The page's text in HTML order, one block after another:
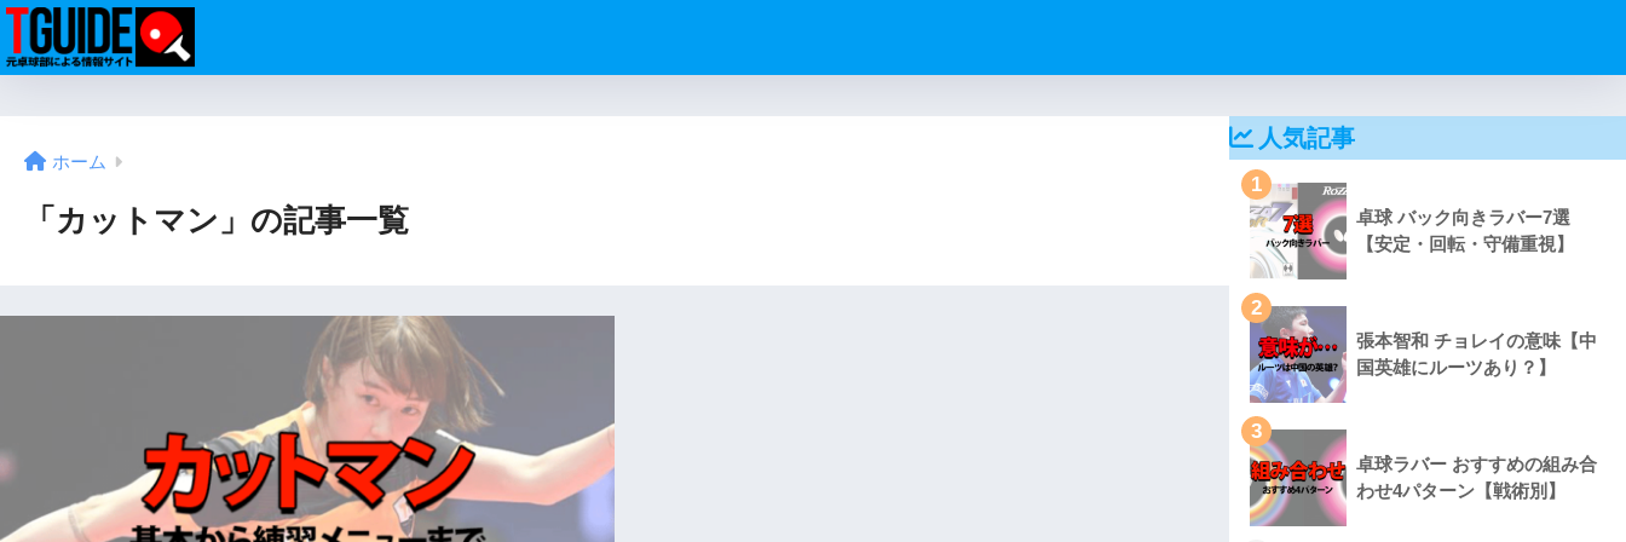
ホーム
「カットマン」の記事一覧
人気記事
1
卓球 バック向きラバー7選
【安定・回転・守備重視】
2
張本智和 チョレイの意味【中
国英雄にルーツあり？】
3
卓球ラバー おすすめの組み合
わせ4パターン【戦術別】